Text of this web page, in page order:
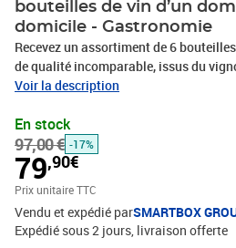
bouteilles de vin d’un
domicile - Gastronomie
Recevez un assortiment de 6
de qualité incomparable, issus du
du Château du Bois-Huaut vous
pinot noir 2024, un pinot gris 2024, un
et un muscadet sur Lie 2024. Chacun
apportera en bouche des arômes et
avec leurs caractéristiques
historique, au sein de laquelle tout est
1897, prend un soin extrême au travail
pour obtenir un raisin de grande
Voir la description
En stock
97,00 € -17%
79,90€
Prix unitaire TTC
Vendu et expédié parSMARTBOX
Expédié sous 2 jours livraison offerte